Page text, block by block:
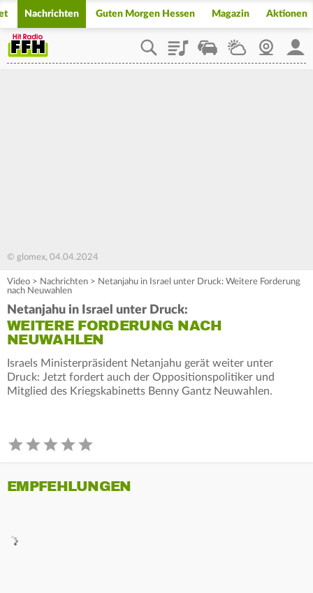
Nachrichten Guten Morgen Hessen Magazin Aktionen
PlaylistStaupilotWetterWebcam
© glomex, 04.04.2024
Video > Nachrichten > Netanjahu in Israel unter Druck: Weitere Forderung
nach Neuwahlen
Netanjahu in Israel unter Druck:
WEITERE FORDERUNG NACH
NEUWAHLEN
Israels Ministerpräsident Netanjahu gerät weiter unter
Druck: Jetzt fordert auch der Oppositionspolitiker und
Mitglied des Kriegskabinetts Benny Gantz Neuwahlen.
EMPFEHLUNGEN